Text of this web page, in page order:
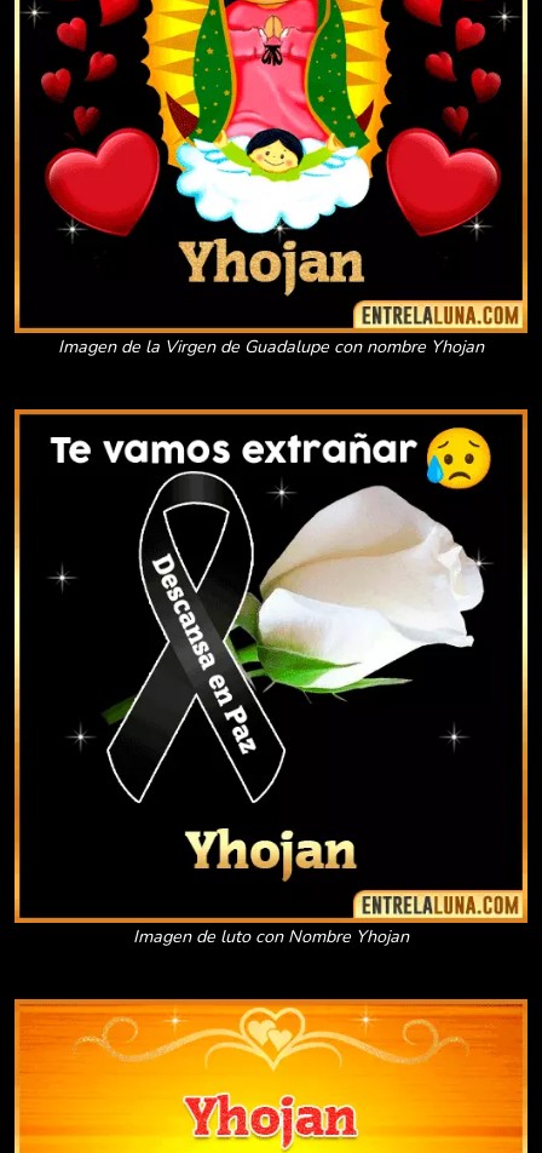
Imagen de la Virgen de Guadalupe con nombre Yhojan
Imagen de luto con Nombre Yhojan